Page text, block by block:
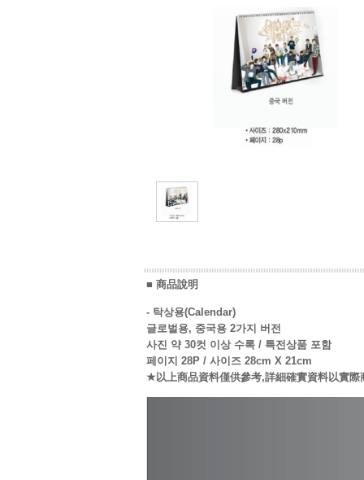
■ 商品說明
- 탁상용(Calendar)
글로벌용, 중국용 2가지 버전
사진 약 30컷 이상 수록 / 특전상품 포함
페이지 28P / 사이즈 28cm X 21cm
★以上商品資料僅供參考,詳細確實資料以實際